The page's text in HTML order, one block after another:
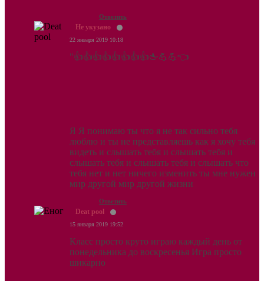
Ответить
Не укузано
22 января 2019 10:18
"👍👍👍👍👍👍👍👍🖕💪💪👈
Я Я понимаю ты что я не так сильно тебя
люблю и ты не представляешь как я хочу тебя
видеть и слышать тебя и слышать тебя и
слышать тебя и слышать тебя и слышать что
тебя нет и нет ничего изменить ты мне нужен
мир другой мир другой жизни
Ответить
Deat pool
15 января 2019 19:52
Класс просто круто играю каждый день от
понедельника до воскресенья Игра просто
шикарно